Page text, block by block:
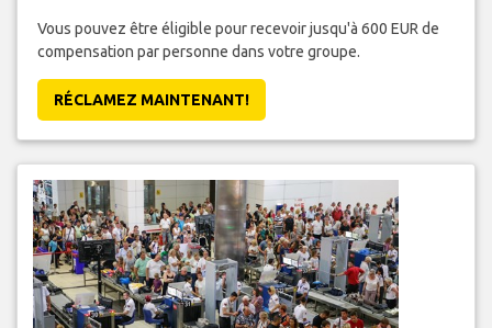
Vous pouvez être éligible pour recevoir jusqu'à 600 EUR de
compensation par personne dans votre groupe.
RÉCLAMEZ MAINTENANT!